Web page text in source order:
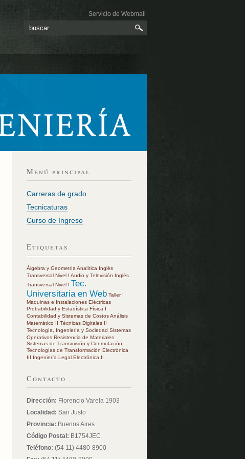
Servicio de Webmail
Menú principal
Carreras de grado
Tecnicaturas
Curso de Ingreso
Etiquetas
Álgebra y Geometría Analítica Inglés
Transversal Nivel I Audio y Televisión Inglés
Transversal Nivel I Tec.
Universitaria en Web Taller I
Máquinas e Instalaciones Eléctricas
Probabilidad y Estadística Física I
Contabilidad y Sistemas de CostosAnálisis
Matemático II Técnicas Digitales II
Tecnología, Ingeniería y Sociedad Sistemas
Operativos Resistencia de Materiales
Sistemas de Transmisión y Conmutación
Tecnologías de Transformación Electrónica
III Ingeniería Legal Electrónica II
Contacto
Dirección: Florencio Varela 1903
Localidad: San Justo
Provincia: Buenos Aires
Código Postal: B1754JEC
Teléfono: (54 11) 4480-8900